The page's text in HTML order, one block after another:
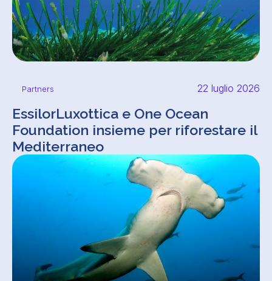
Partners 22 luglio 2026
EssilorLuxottica e One Ocean
Foundation insieme per riforestare il
Mediterraneo